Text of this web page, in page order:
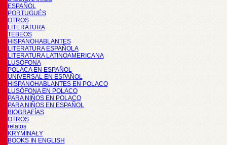
ESPAÑOL
PORTUGUÉS
OTROS
LITERATURA
TEBEOS
HISPANOHABLANTES
LITERATURA ESPAÑOLA
LITERATURA LATINOAMERICANA
LUSÓFONA
POLACA EN ESPAÑOL
UNIVERSAL EN ESPAÑOL
HISPANOHABLANTES EN POLACO
LUSÓFONA EN POLACO
PARA NIÑOS EN POLACO
PARA NIÑOS EN ESPAÑOL
BIOGRAFÍAS
OTROS
relatos
KRYMINAŁY
BOOKS IN ENGLISH